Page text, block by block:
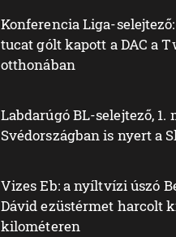
Konferencia Liga-
tucat gólt kapott a DAC a
otthonában
Labdarúgó BL-selejtező, 1.
Svédországban is nyert a
Vizes Eb: a nyíltvízi úszó
Dávid ezüstérmet harcolt
kilométeren